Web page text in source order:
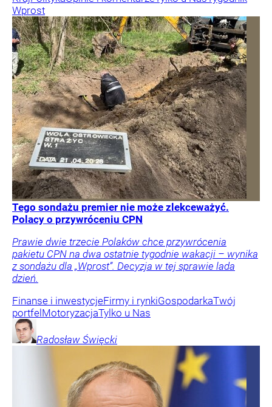
Wprost
Tego sondażu premier nie może zlekceważyć.
Polacy o przywróceniu CPN
Prawie dwie trzecie Polaków chce przywrócenia
pakietu CPN na dwa ostatnie tygodnie wakacji – wynika
z sondażu dla „Wprost”. Decyzja w tej sprawie lada
dzień.
Finanse i inwestycjeFirmy i rynkiGospodarkaTwój
portfel MotoryzacjaTylko u Nas
Radosław Święcki